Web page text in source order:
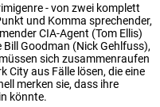
- von zwei komplett
und Komma sprechender,
CIA-Agent (Tom Ellis)
Bill Goodman (Nick Gehlfuss),
sich zusammenraufen
City aus Fälle lösen, die eine
merken sie, dass ihre
könnte.